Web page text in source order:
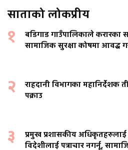
साताको लोकप्रीय
१
बडिगाड गाउँपालिकाले करारका
सामाजिक सुरक्षा कोषमा आवद्ध
२
राहदानी विभागका महानिर्देशक
पक्राउ
३
प्रमुख प्रशासकीय अधिकृतहरुलाई
विदेशीलाई पत्राचार नगर्नू,